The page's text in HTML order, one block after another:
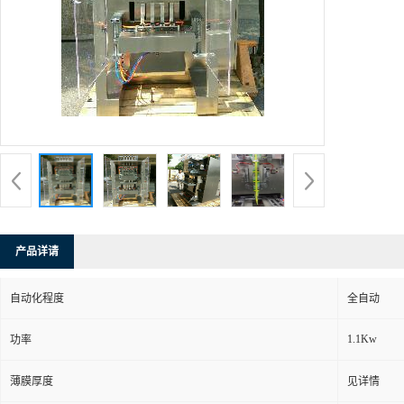
产品详请
自动化程度 全自动
功率 1.1Kw
薄膜厚度 见详情